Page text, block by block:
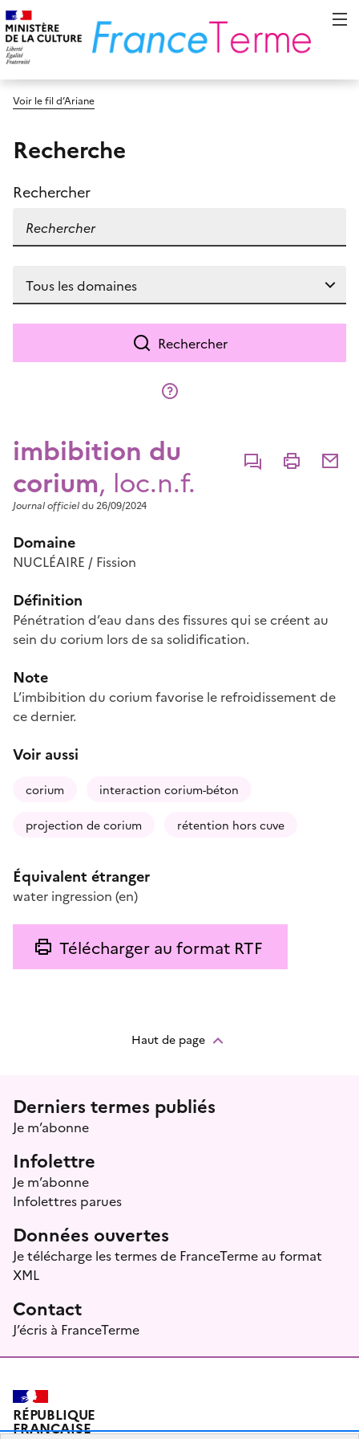
Voir le fil d’Ariane
Recherche
Rechercher
Rechercher
imbibition du
corium, loc.n.f. CommenterImprimer
Journal officieldu 26/09/2024
Domaine
NUCLÉAIRE / Fission
Définition
Pénétration d’eau dans des fissures qui se créent au
sein du corium lors de sa solidification.
Note
L’imbibition du corium favorise le refroidissement de
ce dernier.
Voir aussi
corium interaction corium-béton
projection de corium rétention hors cuve
Équivalent étranger
water ingression (en)
Télécharger au format RTF
Haut de page
Menu prefooter
Derniers termes publiés
Je m’abonne
Infolettre
Je m’abonne
Infolettres parues
Données ouvertes
Je télécharge les termes de FranceTerme au format
XML
Contact
J’écris à FranceTerme
RÉPUBLIQUE
FRANÇAISE